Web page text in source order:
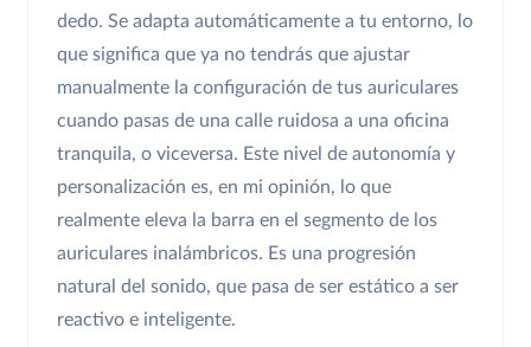
dedo. Se adapta automáticamente a tu entorno, lo
que significa que ya no tendrás que ajustar
manualmente la configuración de tus auriculares
cuando pasas de una calle ruidosa a una oficina
tranquila, o viceversa. Este nivel de autonomía y
personalización es, en mi opinión, lo que
realmente eleva la barra en el segmento de los
auriculares inalámbricos. Es una progresión
natural del sonido, que pasa de ser estático a ser
reactivo e inteligente.